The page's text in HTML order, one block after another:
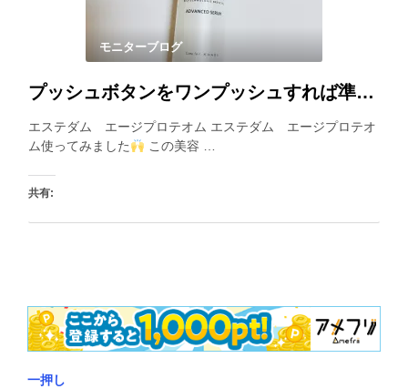
モニターブログ
プッシュボタンをワンプッシュすれば準備Ok！良い香りに包まれながら柔らかいテクスチャーを楽しめます。
エステダム エージプロテオム エステダム エージプロテオ
ム使ってみました
この美容 …
共有:
一押し